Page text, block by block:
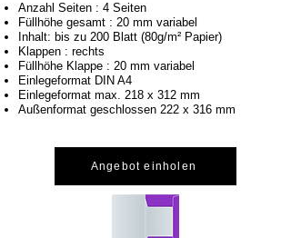
Anzahl Seiten : 4 Seiten
Füllhöhe gesamt : 20 mm variabel
Inhalt: bis zu 200 Blatt (80g/m² Papier)
Klappen : rechts
Füllhöhe Klappe : 20 mm variabel
Einlegeformat DIN A4
Einlegeformat max. 218 x 312 mm
Außenformat geschlossen 222 x 316 mm
Angebot einholen